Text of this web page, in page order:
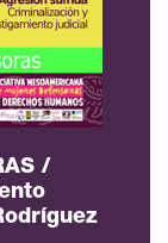
/